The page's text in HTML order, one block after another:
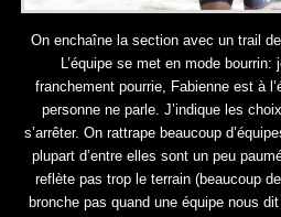
On enchaîne la section avec un trail
L’équipe se met en mode
franchement pourrie, Fabienne est à
personne ne parle. J’indique les
s’arrêter. On rattrape beaucoup
plupart d’entre elles sont un peu
reflète pas trop le terrain (beaucoup
bronche pas quand une équipe nous